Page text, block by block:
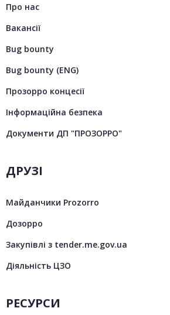
Про нас
Вакансії
Bug bounty
Bug bounty (ENG)
Прозорро концесії
Інформаційна безпека
Документи ДП "ПРОЗОРРО"
ДРУЗІ
Майданчики Prozorro
Дозорро
Закупівлі з tender.me.gov.ua
Діяльність ЦЗО
РЕСУРСИ